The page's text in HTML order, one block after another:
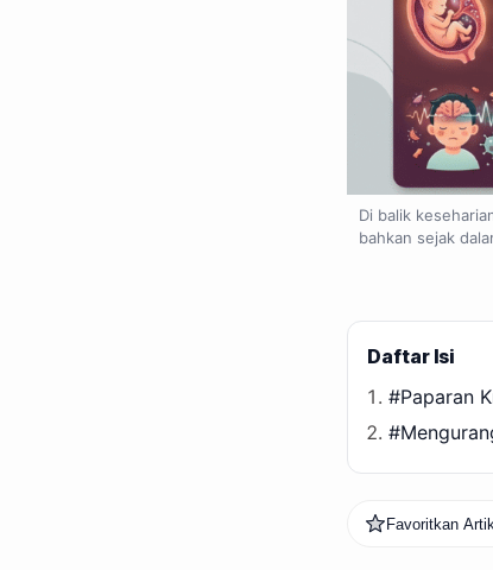
Di balik
bahkan sejak
Daftar Isi
#Paparan
Favoritkan